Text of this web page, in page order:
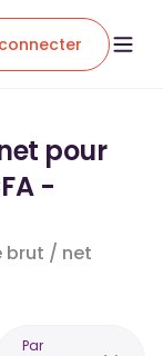
pour
-
brut / net
Par